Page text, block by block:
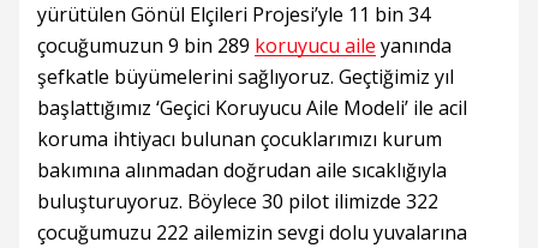
yürütülen Gönül Elçileri Projesi’yle 11 bin 34
çocuğumuzun 9 bin 289 koruyucu aile yanında
şefkatle büyümelerini sağlıyoruz. Geçtiğimiz yıl
başlattığımız ‘Geçici Koruyucu Aile Modeli’ ile acil
koruma ihtiyacı bulunan çocuklarımızı kurum
bakımına alınmadan doğrudan aile sıcaklığıyla
buluşturuyoruz. Böylece 30 pilot ilimizde 322
çocuğumuzu 222 ailemizin sevgi dolu yuvalarına